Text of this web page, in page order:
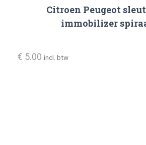
Citroen Peugeot
immobilizer
€ 5.00 incl. btw